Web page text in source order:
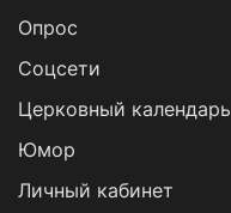
Опрос
Cоцсети
Церковный календарь
Юмор
Личный кабинет